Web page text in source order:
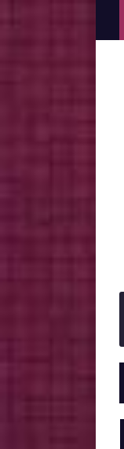
بشرى النغموشي